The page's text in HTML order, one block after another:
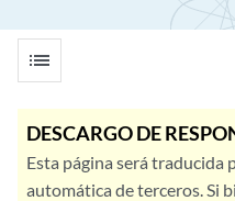
list
DESCARGO DE
Esta página será
automática de terceros. Si